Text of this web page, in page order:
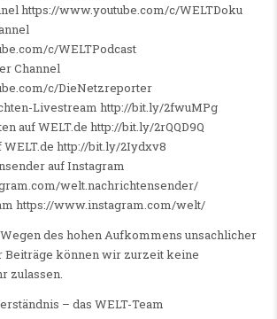
https://www.youtube.com/c/WELTDoku
c/WELTPodcast
Channel
c/DieNetzreporter
Livestream http://bit.ly/2fwuMPg
auf WELT.de http://bit.ly/2rQQD9Q
WELT.de http://bit.ly/2Iydxv8
auf Instagram
welt.nachrichtensender/
https://www.instagram.com/welt/
des hohen Aufkommens unsachlicher
Beiträge können wir zurzeit keine
zulassen.
– das WELT-Team